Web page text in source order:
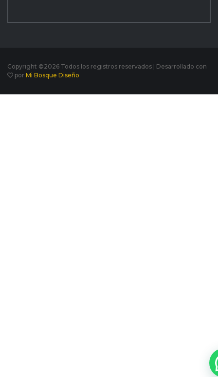
Copyright ©2026 Todos los registros reservados | Desarrollado con
por Mi Bosque Diseño